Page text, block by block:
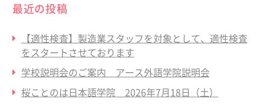
最近の投稿
【適性検査】製造業スタッフを対象として、適性検査
をスタートさせております
学校説明会のご案内 アース外語学院説明会
桜ことのは日本語学院 2026年7月18日（土）